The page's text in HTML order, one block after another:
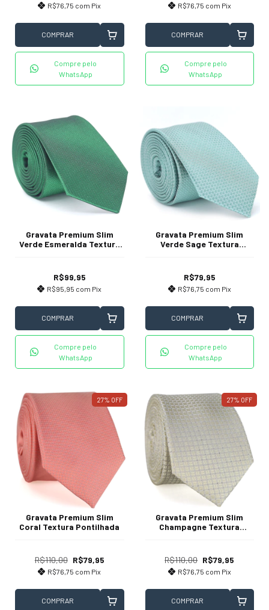
R$76,75 com Pix
COMPRAR
Compre pelo
WhatsApp
R$76,75 com Pix
COMPRAR
Compre pelo
WhatsApp
Gravata Premium Slim
Verde Esmeralda Textura
R$99,95
R$95,95 com Pix
COMPRAR
Compre pelo
WhatsApp
Gravata Premium Slim
Verde Sage Textura
R$79,95
R$76,75 com Pix
COMPRAR
Compre pelo
WhatsApp
27% OFF
Gravata Premium Slim
Coral Textura Pontilhada
R$110,00 R$79,95
R$76,75 com Pix
COMPRAR
27% OFF
Gravata Premium Slim
Champagne Textura
R$110,00 R$79,95
R$76,75 com Pix
COMPRAR